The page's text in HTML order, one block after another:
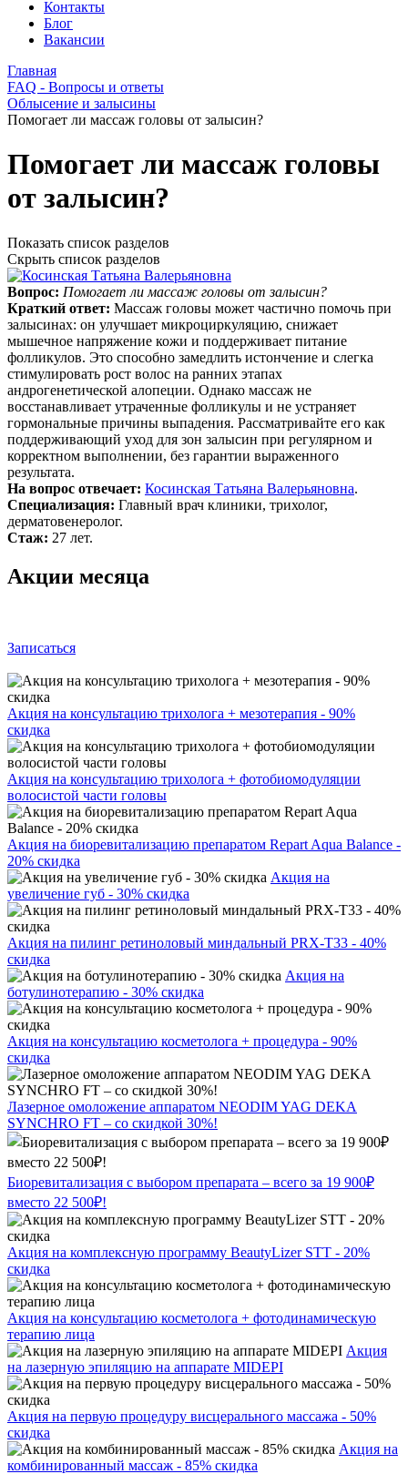
Контакты
Блог
Вакансии
Главная
FAQ - Вопросы и ответы
Облысение и залысины
Помогает ли массаж головы от залысин?
Помогает ли массаж головы
от залысин?
Показать список разделов
Скрыть список разделов
Вопрос: Помогает ли массаж головы от залысин?
Краткий ответ: Массаж головы может частично помочь при
залысинах: он улучшает микроциркуляцию, снижает
мышечное напряжение кожи и поддерживает питание
фолликулов. Это способно замедлить истончение и слегка
стимулировать рост волос на ранних этапах
андрогенетической алопеции. Однако массаж не
восстанавливает утраченные фолликулы и не устраняет
гормональные причины выпадения. Рассматривайте его как
поддерживающий уход для зон залысин при регулярном и
корректном выполнении, без гарантии выраженного
результата.
На вопрос отвечает: Косинская Татьяна Валерьяновна.
Специализация: Главный врач клиники, трихолог,
дерматовенеролог.
Стаж: 27 лет.
Акции месяца
Записаться
Акция на консультацию трихолога + мезотерапия - 90%
скидка
Акция на консультацию трихолога + фотобиомодуляции
волосистой части головы
Акция на биоревитализацию препаратом Repart Aqua Balance -
20% скидка
Акция на
увеличение губ - 30% скидка
Акция на пилинг ретиноловый миндальный PRX-T33 - 40%
скидка
Акция на
ботулинотерапию - 30% скидка
Акция на консультацию косметолога + процедура - 90%
скидка
Лазерное омоложение аппаратом NEODIM YAG DEKA
SYNCHRO FT – со скидкой 30%!
Биоревитализация с выбором препарата – всего за 19 900₽
вместо 22 500₽!
Акция на комплексную программу BeautyLizer STT - 20%
скидка
Акция на консультацию косметолога + фотодинамическую
терапию лица
Акция
на лазерную эпиляцию на аппарате MIDEPI
Акция на первую процедуру висцерального массажа - 50%
скидка
Акция на
комбинированный массаж - 85% скидка